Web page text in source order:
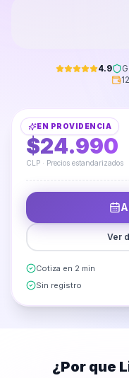
4.9
EN PROVIDENCIA
DESDE
$24.990
CLP · Precios estandarizados
Ver
Cotiza en 2 min
Sin registro
¿Por que